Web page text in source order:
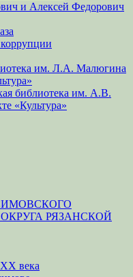
и Алексей Федорович
им. Л.А. Малюгина
библиотека им. А.В.
«Культура»
РЯЗАНСКОЙ
века